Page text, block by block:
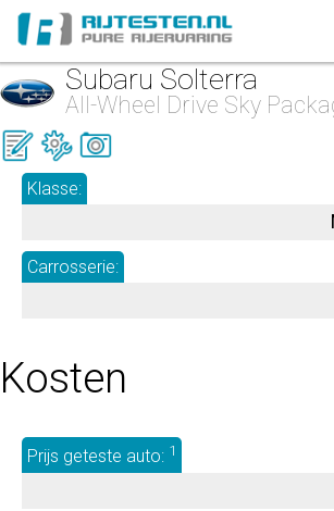
Subaru Solterra
All-Wheel Drive Sky
Klasse:
Carrosserie:
Kosten
Prijs geteste auto: 1